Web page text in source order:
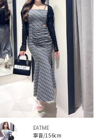
EATME
寧音/156cm